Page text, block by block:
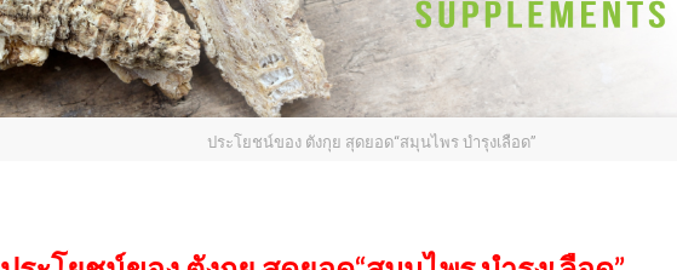
ประโยชน์ของ ตังกุย สุดยอด“สมุนไพร บำรุงเลือด”